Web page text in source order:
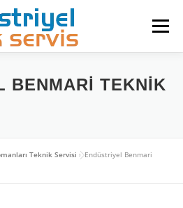
Menü
FAALIYET ALANLARIMIZ
BENMARI TEKNIK
Teknik Servisi »Endüstriyel Benmari